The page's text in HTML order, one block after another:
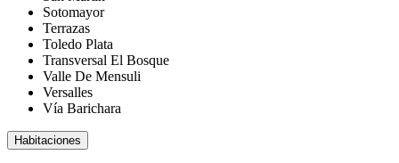
Sotomayor
Terrazas
Toledo Plata
Transversal El Bosque
Valle De Mensuli
Versalles
Vía Barichara
Habitaciones